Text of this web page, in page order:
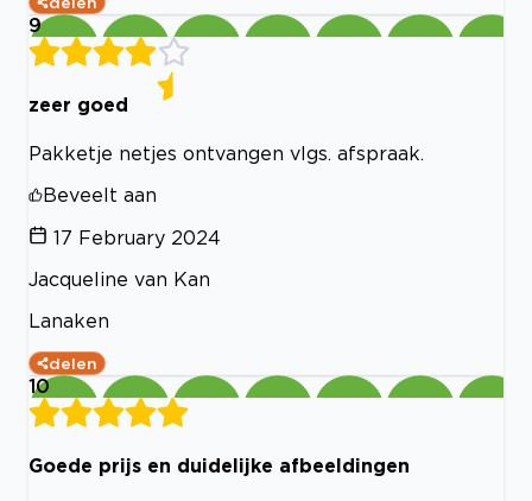
9
zeer goed
Pakketje netjes ontvangen vlgs. afspraak.
Beveelt aan
17 February 2024
Jacqueline van Kan
Lanaken
delen
10
Goede prijs en duidelijke afbeeldingen